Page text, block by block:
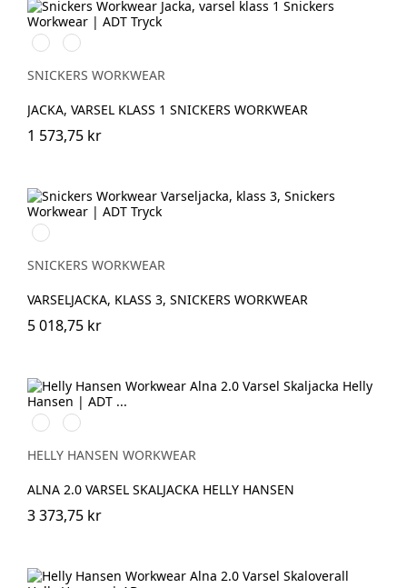
Svart/High
vis
yellow
Svart/High
vis
orange
SNICKERS WORKWEAR
JACKA, VARSEL KLASS 1 SNICKERS WORKWEAR
1 573,75 kr
High
vis
yellow/Navy
SNICKERS WORKWEAR
VARSELJACKA, KLASS 3, SNICKERS WORKWEAR
5 018,75 kr
369
YELLOW/EBONY
269
ORANGE/EBONY
HELLY HANSEN WORKWEAR
ALNA 2.0 VARSEL SKALJACKA HELLY HANSEN
3 373,75 kr